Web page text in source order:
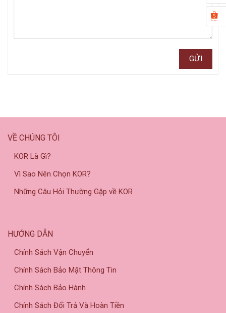
VỀ CHÚNG TÔI
KOR Là Gì?
Vì Sao Nên Chọn KOR?
Những Câu Hỏi Thường Gặp về KOR
HƯỚNG DẪN
Chính Sách Vận Chuyển
Chính Sách Bảo Mật Thông Tin
Chính Sách Bảo Hành
Chính Sách Đổi Trả Và Hoàn Tiền